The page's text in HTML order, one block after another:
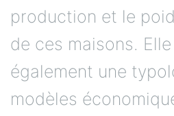
production et le
de ces maisons.
également une
modèles